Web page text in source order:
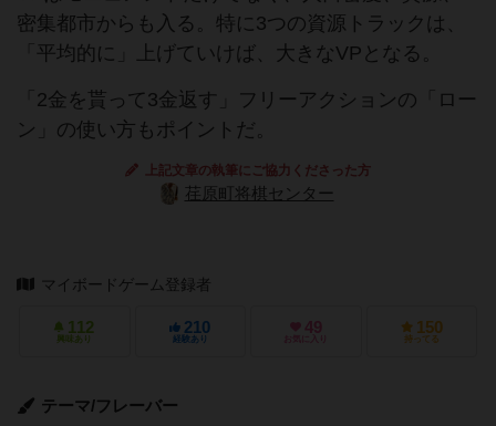
密集都市からも入る。特に3つの資源トラックは、
「平均的に」上げていけば、大きなVPとなる。
「2金を貰って3金返す」フリーアクションの「ロー
ン」の使い方もポイントだ。
上記文章の執筆にご協力くださった方
荏原町将棋センター
マイボードゲーム登録者
112
興味あり
210
経験あり
49
お気に入り
150
持ってる
テーマ/フレーバー